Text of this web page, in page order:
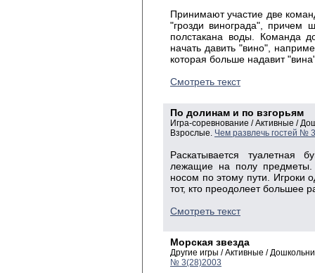
Принимают участие две
"грозди винограда", причем
полстакана воды. Команда
начать давить "вино",
которая больше надавит
Смотреть текст
По долинам и по взгорьям
Игра-соревнование / Активные /
Взрослые. Чем развлечь гостей №
Раскатывается туалетная
лежащие на полу предметы.
носом по этому пути. Игроки
тот, кто преодолеет большее
Смотреть текст
Морская звезда
Другие игры / Активные /
№ 3(28)2003